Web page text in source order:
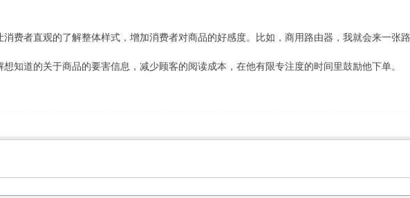
费者直观的了解整体样式，增加消费者对商品的好感度。比如，商用路由器，我就会来一张
知道的关于商品的要害信息，减少顾客的阅读成本，在他有限专注度的时间里鼓励他下单。